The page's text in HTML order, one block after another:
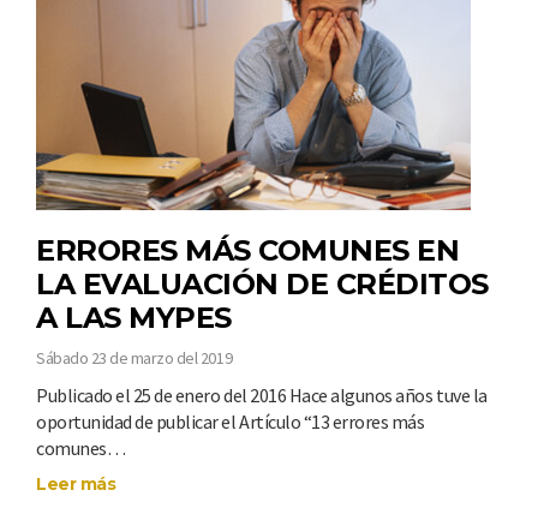
ERRORES MÁS COMUNES EN
LA EVALUACIÓN DE CRÉDITOS
A LAS MYPES
Sábado 23 de marzo del 2019
Publicado el 25 de enero del 2016 Hace algunos años tuve la
oportunidad de publicar el Artículo “13 errores más
comunes…
Leer más